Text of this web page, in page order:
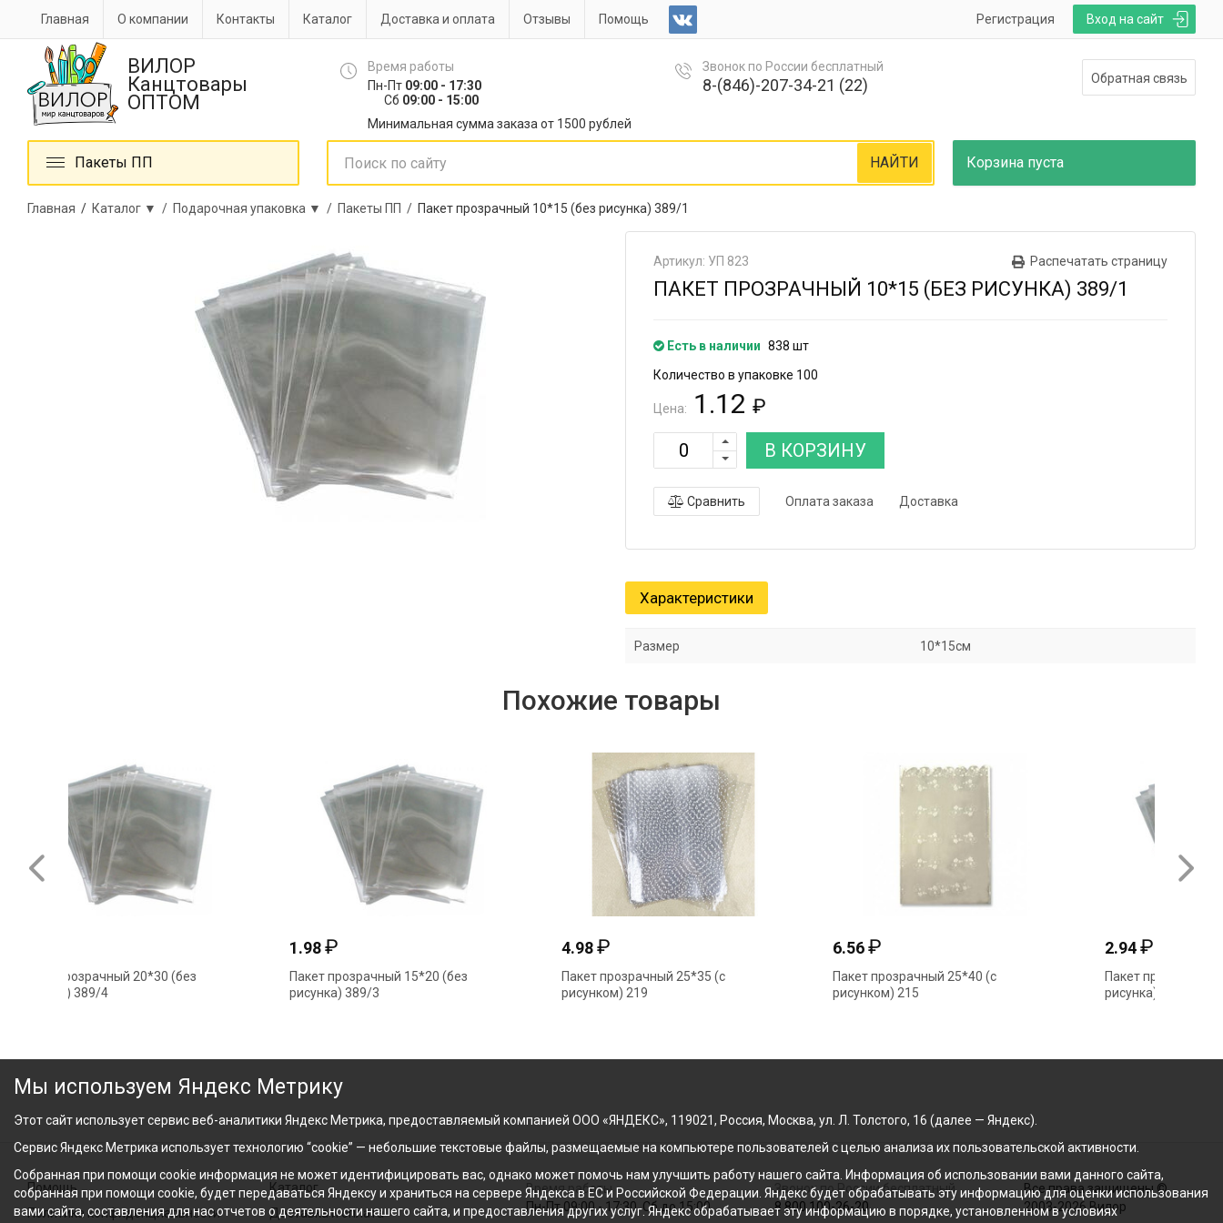
Вход на сайт
Регистрация
Главная О компании Контакты Каталог Доставка и оплата Отзывы Помощь
ВИЛОР
Канцтовары
ОПТОМ
Время работы
Пн-Пт 09:00 - 17:30
Сб 09:00 - 15:00
Минимальная сумма заказа от 1500 рублей
Звонок по России бесплатный
8-(846)-207-34-21 (22) Обратная связь
Пакеты ПП Корзина пуста
НАЙТИ
Главная / Каталог ▼ / Подарочная упаковка ▼ / Пакеты ПП / Пакет прозрачный 10*15 (без рисунка) 389/1
Распечатать страницу
Артикул: УП 823
ПАКЕТ ПРОЗРАЧНЫЙ 10*15 (БЕЗ РИСУНКА) 389/1
Есть в наличии 838 шт
Количество в упаковке 100
Цена: 1.12 ₽
В КОРЗИНУ
Сравнить Оплата заказа Доставка
Характеристики
Размер 10*15см
Похожие товары
Пакет прозрачный 20*30 (без
рисунка) 389/4
Пакет прозрачный 15*20 (без
рисунка) 389/3
Пакет прозрачный 25*35 (с
рисунком) 219
Пакет прозрачный 25*40 (с
рисунком) 215
Помощь
Политика конфиденциальности
Каталог
Доставка и оплата
Время работы
Пн-Пт 09:00 - 17:30, Сб до 15:00
Звонок по России бесплатный
8 800 100-26-20
Все права защищены ©
2003-2026 Вилор
Мы используем Яндекс Метрику
Этот сайт использует сервис веб-аналитики Яндекс Метрика, предоставляемый компанией ООО «ЯНДЕКС», 119021, Россия, Москва, ул. Л. Толстого, 16 (далее — Яндекс).
Сервис Яндекс Метрика использует технологию “cookie” — небольшие текстовые файлы, размещаемые на компьютере пользователей с целью анализа их пользовательской активности.
Собранная при помощи cookie информация не может идентифицировать вас, однако может помочь нам улучшить работу нашего сайта. Информация об использовании вами данного сайта,
собранная при помощи cookie, будет передаваться Яндексу и храниться на сервере Яндекса в ЕС и Российской Федерации. Яндекс будет обрабатывать эту информацию для оценки использования
вами сайта, составления для нас отчетов о деятельности нашего сайта, и предоставления других услуг. Яндекс обрабатывает эту информацию в порядке, установленном в условиях